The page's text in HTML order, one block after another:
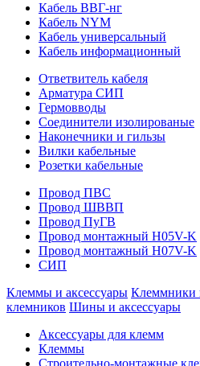
Кабель ВВГ-нг
Кабель NYM
Кабель универсальный
Кабель информационный
Ответвитель кабеля
Арматура СИП
Гермовводы
Соединители изолированые
Наконечники и гильзы
Вилки кабельные
Розетки кабельные
Провод ПВС
Провод ШВВП
Провод ПуГВ
Провод монтажный H05V-K
Провод монтажный H07V-K
СИП
Клеммы и аксессуары Клеммники
клемников Шины и аксессуары
Аксессуары для клемм
Клеммы
Строительно-монтажные